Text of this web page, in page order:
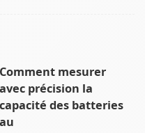
Comment mesurer
avec précision la
capacité des batteries
au